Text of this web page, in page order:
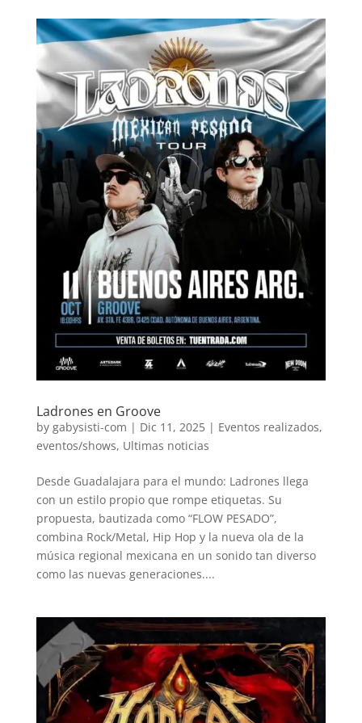
Ladrones en Groove
by gabysisti-com | Dic 11, 2025| Eventos realizados,
eventos/shows, Ultimas noticias
Desde Guadalajara para el mundo: Ladrones llega
con un estilo propio que rompe etiquetas. Su
propuesta, bautizada como “FLOW PESADO”,
combina Rock/Metal, Hip Hop y la nueva ola de la
música regional mexicana en un sonido tan diverso
como las nuevas generaciones....